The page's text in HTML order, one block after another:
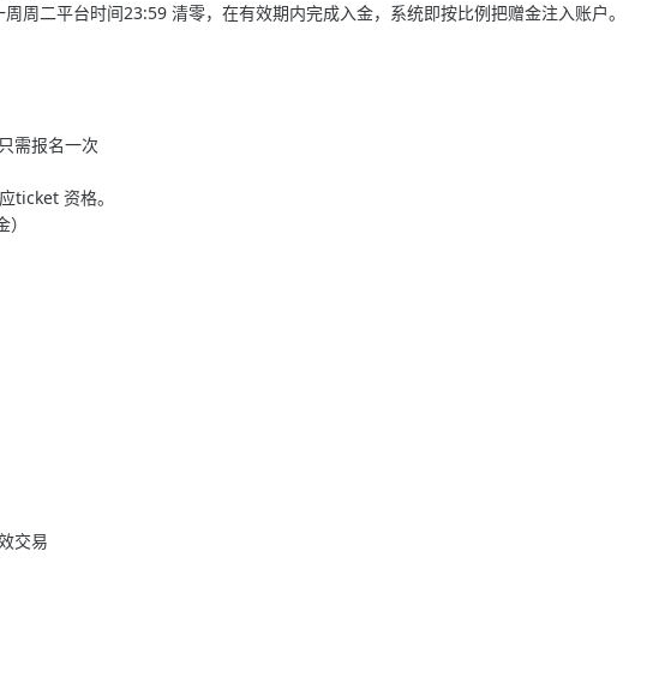
周二平台时间23:59 清零，在有效期内完成入金，系统即按比例把赠金注入账户。
需报名一次
ticket 资格。
交易